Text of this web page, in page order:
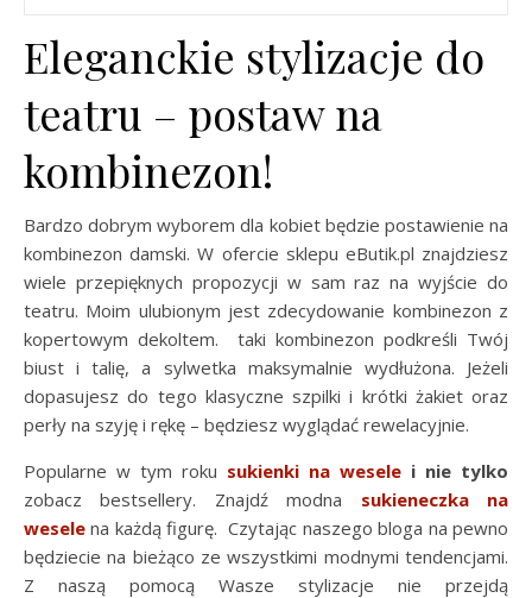
Eleganckie stylizacje do
teatru – postaw na
kombinezon!
Bardzo dobrym wyborem dla kobiet będzie postawienie na
kombinezon damski. W ofercie sklepu eButik.pl znajdziesz
wiele przepięknych propozycji w sam raz na wyjście do
teatru. Moim ulubionym jest zdecydowanie kombinezon z
kopertowym dekoltem. taki kombinezon podkreśli Twój
biust i talię, a sylwetka maksymalnie wydłużona. Jeżeli
dopasujesz do tego klasyczne szpilki i krótki żakiet oraz
perły na szyję i rękę – będziesz wyglądać rewelacyjnie.
Popularne w tym roku sukienki na wesele i nie tylko
zobacz bestsellery. Znajdź modna sukieneczka na
wesele na każdą figurę. Czytając naszego bloga na pewno
będziecie na bieżąco ze wszystkimi modnymi tendencjami.
Z naszą pomocą Wasze stylizacje nie przejdą